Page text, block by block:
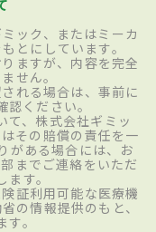
ック、またはミーカ
とにしています。
ますが、内容を完全
せん。
れる場合は、事前に
ください。
て、株式会社ギミッ
その賠償の責任を一
がある場合には、お
までご連絡をいただ
す。
証利用可能な医療機
の情報提供のもと、
。